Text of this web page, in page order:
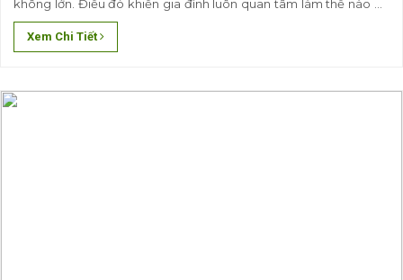
không lớn. Điều đó khiến gia đình luôn quan tâm làm thế nào để
có thể bố trí, sắp xếp các vật dụng trang trí sao cho phù hợp, tận
dụng được các gốc chết..
Xem Chi Tiết